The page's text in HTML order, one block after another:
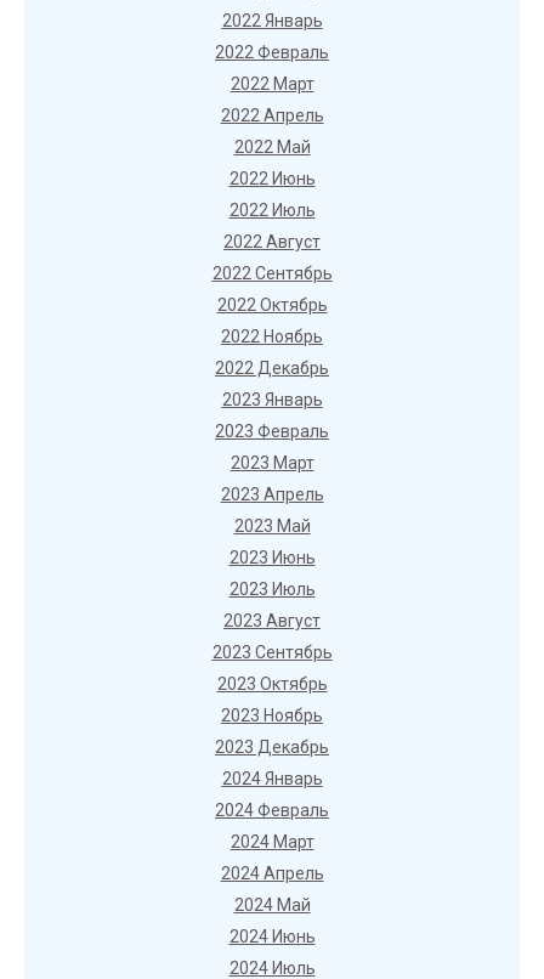
2022 Январь
2022 Февраль
2022 Март
2022 Апрель
2022 Май
2022 Июнь
2022 Июль
2022 Август
2022 Сентябрь
2022 Октябрь
2022 Ноябрь
2022 Декабрь
2023 Январь
2023 Февраль
2023 Март
2023 Апрель
2023 Май
2023 Июнь
2023 Июль
2023 Август
2023 Сентябрь
2023 Октябрь
2023 Ноябрь
2023 Декабрь
2024 Январь
2024 Февраль
2024 Март
2024 Апрель
2024 Май
2024 Июнь
2024 Июль